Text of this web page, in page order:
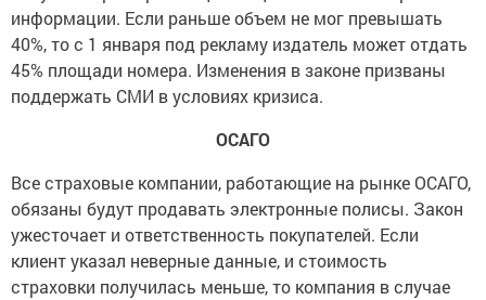
информации. Если раньше объем не мог превышать
40%, то с 1 января под рекламу издатель может отдать
45% площади номера. Изменения в законе призваны
поддержать СМИ в условиях кризиса.
ОСАГО
Все страховые компании, работающие на рынке ОСАГО,
обязаны будут продавать электронные полисы. Закон
ужесточает и ответственность покупателей. Если
клиент указал неверные данные, и стоимость
страховки получилась меньше, то компания в случае